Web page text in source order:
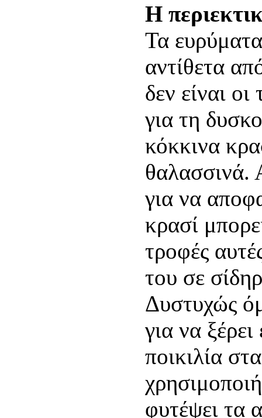
Η
Τα
αντίθετα
δεν είναι
για τη
κόκκινα
θαλασσινά.
για να
κρασί
τροφές
του σε
Δυστυχώς
για να
ποικιλία
φυτέψει τα